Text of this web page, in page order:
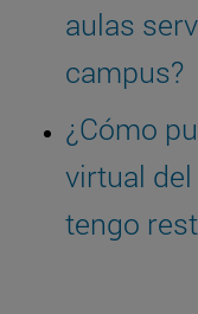
aulas
campus?
¿Cómo
virtual
tengo